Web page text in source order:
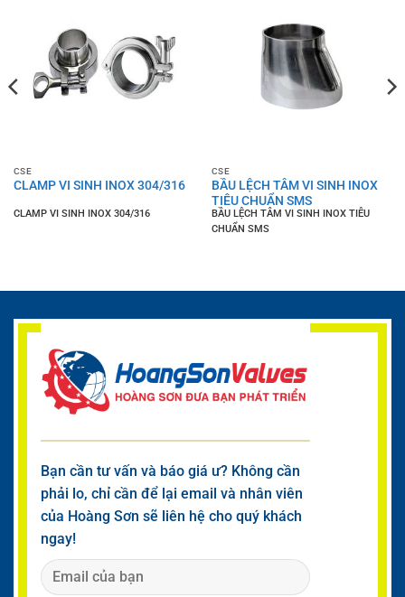
CSE
CLAMP VI SINH INOX 304/316
CLAMP VI SINH INOX 304/316
CSE
BẦU LỆCH TÂM VI SINH INOX
TIÊU CHUẨN SMS
BẦU LỆCH TÂM VI SINH INOX TIÊU
CHUẨN SMS
Bạn cần tư vấn và báo giá ư? Không cần
phải lo, chỉ cần để lại email và nhân viên
của Hoàng Sơn sẽ liên hệ cho quý khách
ngay!